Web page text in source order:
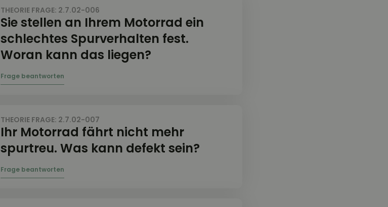
THEORIE FRAGE: 2.7.02-006
Sie stellen an Ihrem Motorrad ein
schlechtes Spurverhalten fest.
Woran kann das liegen?
THEORIE FRAGE: 2.7.02-007
Ihr Motorrad fährt nicht mehr
spurtreu. Was kann defekt sein?